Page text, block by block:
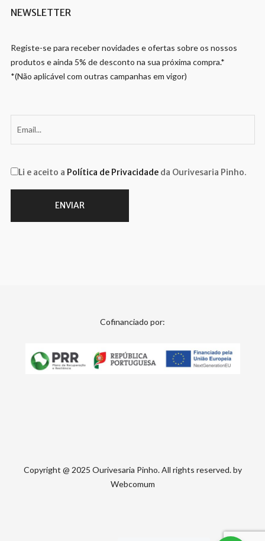
NEWSLETTER
Registe-se para receber novidades e ofertas sobre os nossos
produtos e ainda 5% de desconto na sua próxima compra.*
*(Não aplicável com outras campanhas em vigor)
Li e aceito a Política de Privacidadeda Ourivesaria Pinho.
Cofinanciado por:
Copyright @ 2025 Ourivesaria Pinho. All rights reserved. by
Webcomum